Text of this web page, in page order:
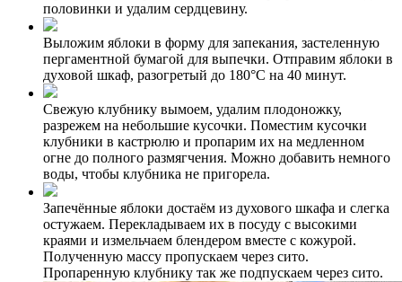
половинки и удалим сердцевину.
Выложим яблоки в форму для запекания, застеленную
пергаментной бумагой для выпечки. Отправим яблоки в
духовой шкаф, разогретый до 180°С на 40 минут.
Свежую клубнику вымоем, удалим плодоножку,
разрежем на небольшие кусочки. Поместим кусочки
клубники в кастрюлю и пропарим их на медленном
огне до полного размягчения. Можно добавить немного
воды, чтобы клубника не пригорела.
Запечённые яблоки достаём из духового шкафа и слегка
остужаем. Перекладываем их в посуду с высокими
краями и измельчаем блендером вместе с кожурой.
Полученную массу пропускаем через сито.
Пропаренную клубнику так же подпускаем через сито.